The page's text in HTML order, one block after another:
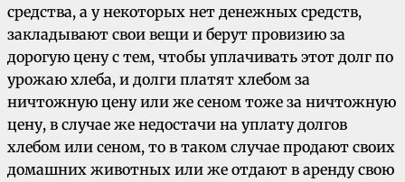
средства, а у некоторых нет денежных средств,
закладывают свои вещи и берут провизию за
дорогую цену с тем, чтобы уплачивать этот долг по
урожаю хлеба, и долги платят хлебом за
ничтожную цену или же сеном тоже за ничтожную
цену, в случае же недостачи на уплату долгов
хлебом или сеном, то в таком случае продают своих
домашних животных или же отдают в аренду свою